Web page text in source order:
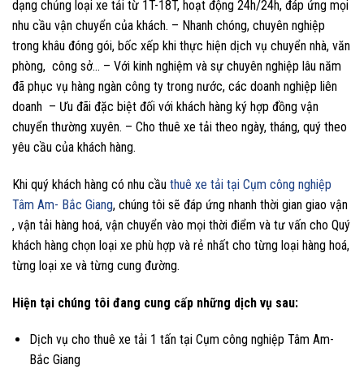
dạng chủng loại xe tải từ 1T-18T, hoạt động 24h/24h, đáp ứng mọi
nhu cầu vận chuyển của khách. – Nhanh chóng, chuyên nghiệp
trong khâu đóng gói, bốc xếp khi thực hiện dịch vụ chuyển nhà, văn
phòng, công sở… – Với kinh nghiệm và sự chuyên nghiệp lâu năm
đã phục vụ hàng ngàn công ty trong nước, các doanh nghiệp liên
doanh – Ưu đãi đặc biệt đối với khách hàng ký hợp đồng vận
chuyển thường xuyên. – Cho thuê xe tải theo ngày, tháng, quý theo
yêu cầu của khách hàng.
Khi quý khách hàng có nhu cầu thuê xe tải tại Cụm công nghiệp
Tâm Am- Bắc Giang, chúng tôi sẽ đáp ứng nhanh thời gian giao vận
, vận tải hàng hoá, vận chuyển vào mọi thời điểm và tư vấn cho Quý
khách hàng chọn loại xe phù hợp và rẻ nhất cho từng loại hàng hoá,
từng loại xe và từng cung đường.
Hiện tại chúng tôi đang cung cấp những dịch vụ sau:
Dịch vụ cho thuê xe tải 1 tấn tại Cụm công nghiệp Tâm Am-
Bắc Giang